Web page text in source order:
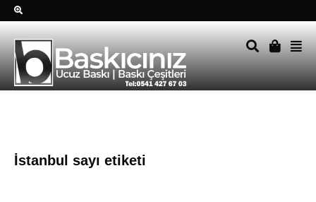
İstanbul sayı etiketi